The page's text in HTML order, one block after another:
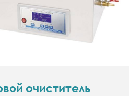
очиститель